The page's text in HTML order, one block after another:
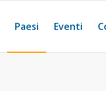
Paesi Eventi